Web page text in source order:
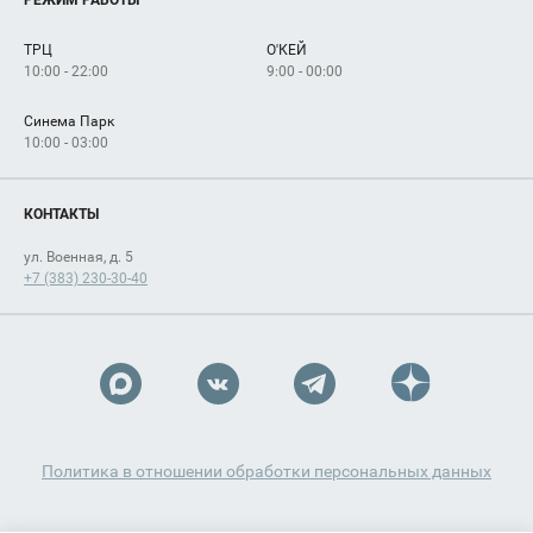
Как добраться
ТРЦ
10:00 - 22:00
О'КЕЙ
9:00 - 00:00
Синема Парк
10:00 - 03:00
КОНТАКТЫ
ул. Военная, д. 5
+7 (383) 230-30-40
Политика в отношении обработки персональных данных